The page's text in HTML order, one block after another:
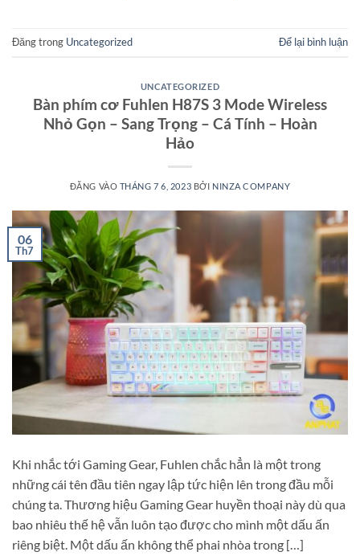
Đăng trong Uncategorized Để lại bình luận
UNCATEGORIZED
Bàn phím cơ Fuhlen H87S 3 Mode Wireless
Nhỏ Gọn – Sang Trọng – Cá Tính – Hoàn
Hảo
ĐĂNG VÀO THÁNG 7 6, 2023 BỞI NINZA COMPANY
06
Th7
Khi nhắc tới Gaming Gear, Fuhlen chắc hẳn là một trong
những cái tên đầu tiên ngay lập tức hiện lên trong đầu mỗi
chúng ta. Thương hiệu Gaming Gear huyền thoại này dù qua
bao nhiêu thế hệ vẫn luôn tạo được cho mình một dấu ấn
riêng biệt. Một dấu ấn không thể phai nhòa trong […]